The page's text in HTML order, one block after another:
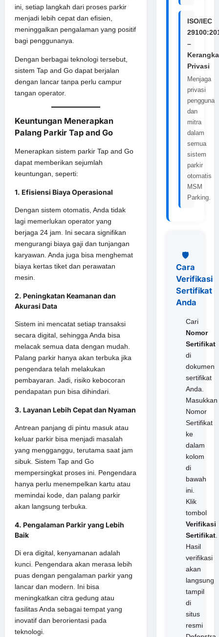
ini, setiap langkah dari proses parkir
menjadi lebih cepat dan efisien,
meninggalkan pengalaman yang positif
bagi penggunanya.
Dengan berbagai teknologi tersebut,
sistem Tap and Go dapat berjalan
dengan lancar tanpa perlu campur
tangan operator.
Keuntungan Menerapkan
Palang Parkir Tap and Go
Menerapkan sistem parkir Tap and Go
dapat memberikan sejumlah
keuntungan, seperti:
1. Efisiensi Biaya Operasional
Dengan sistem otomatis, Anda tidak
lagi memerlukan operator yang
berjaga 24 jam. Ini secara signifikan
mengurangi biaya gaji dan tunjangan
karyawan. Anda juga bisa menghemat
biaya kertas tiket dan perawatan
mesin.
2. Peningkatan Keamanan dan
Akurasi Data
Sistem ini mencatat setiap transaksi
secara digital, sehingga Anda bisa
melacak semua data dengan mudah.
Palang parkir hanya akan terbuka jika
pengendara telah melakukan
pembayaran. Jadi, risiko kebocoran
pendapatan pun bisa dihindari.
3. Layanan Lebih Cepat dan Nyaman
Antrean panjang di pintu masuk atau
keluar parkir bisa menjadi masalah
yang mengganggu, terutama saat jam
sibuk. Sistem Tap and Go
mempersingkat proses ini. Pengendara
hanya perlu menempelkan kartu atau
memindai kode, dan palang parkir
akan langsung terbuka.
4. Pengalaman Parkir yang Lebih
Baik
Di era digital, kenyamanan adalah
kunci. Pengendara akan merasa lebih
puas dengan pengalaman parkir yang
lancar dan modern. Ini bisa
meningkatkan citra gedung atau
fasilitas Anda sebagai tempat yang
inovatif dan berorientasi pada
teknologi.
ISO/IEC
–
Kerangka
Privasi
Menjaga
privasi
pengguna
dan
mitra
dalam
semua
sistem
parkir
otomatis
MSM
Parking.
🛡️
Cara
Verifikasi
Sertifikat
Anda
Cari
Nomor
Sertifikat
di
dokumen
sertifikat
Anda.
Masukkan
Nomor
Sertifikat
ke
dalam
kolom
di
bawah
ini.
Klik
tombol
Verifikasi
Sertifikat.
Hasil
verifikasi
akan
langsung
tampil
di
situs
resmi